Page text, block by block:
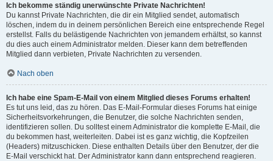
Ich bekomme ständig unerwünschte Private Nachrichten!
Du kannst Private Nachrichten, die dir ein Mitglied sendet, automatisch
löschen, indem du in deinem persönlichen Bereich eine entsprechende Regel
erstellst. Falls du belästigende Nachrichten von jemandem erhältst, so kannst
du dies auch einem Administrator melden. Dieser kann dem betreffenden
Mitglied dann verbieten, Private Nachrichten zu versenden.
Nach oben
Ich habe eine Spam-E-Mail von einem Mitglied dieses Forums erhalten!
Es tut uns leid, das zu hören. Das E-Mail-Formular dieses Forums hat einige
Sicherheitsvorkehrungen, die Benutzer, die solche Nachrichten senden,
identifizieren sollen. Du solltest einem Administrator die komplette E-Mail, die
du bekommen hast, weiterleiten. Dabei ist es ganz wichtig, die Kopfzeilen
(Headers) mitzuschicken. Diese enthalten Details über den Benutzer, der die
E-Mail verschickt hat. Der Administrator kann dann entsprechend reagieren.